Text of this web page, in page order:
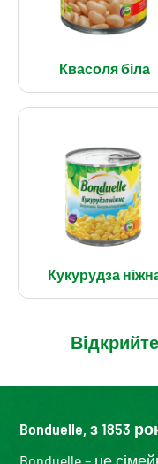
Квасоля біла
Кукурудза
Bonduelle, з 1853